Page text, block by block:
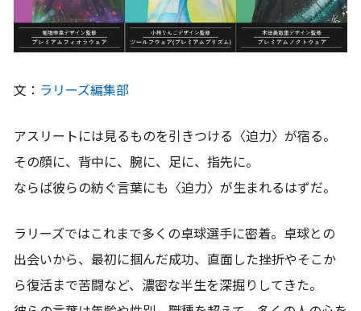
文： ラリーズ編集部
アスリートには見るものを引きつける〈迫力〉が宿る。
その顔に、背中に、腕に、足に、指先に。
ならば彼らの紡ぐ言葉にも〈迫力〉が生まれるはずだ。
ラリーズではこれまで多くの卓球選手に密着。卓球との
出会いから、最初に掴んだ成功、直面した挫折やそこか
ら復活まで苦闘など、濃密な半生を深掘りしてきた。